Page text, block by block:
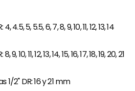
4.5, 5, 5.5, 6, 7, 8, 9, 10, 11, 12, 13, 14
9, 10, 11, 12, 13, 14, 15, 16, 17, 18, 19, 20, 21
1/2" DR: 16 y 21 mm